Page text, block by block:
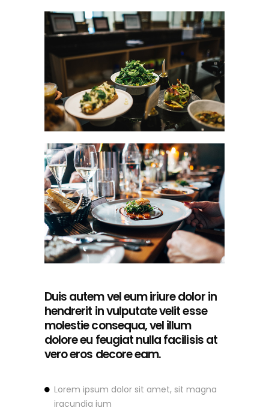
Duis autem vel eum iriure dolor in
hendrerit in vulputate velit esse
molestie consequa, vel illum
dolore eu feugiat nulla facilisis at
vero eros decore eam.
Lorem ipsum dolor sit amet, sit magna
iracundia ium